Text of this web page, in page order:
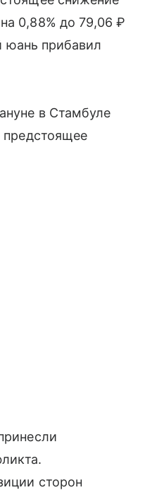
0,88% до 79,06 ₽
юань прибавил
в Стамбуле
предстоящее
сторон